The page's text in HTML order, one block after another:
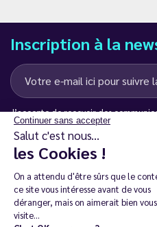
Continuer sans accepter
Salut c'est nous...
les Cookies !
On a attendu d'être sûrs que le
ce site vous intéresse avant de vous
déranger, mais on aimerait bien
visite...
Inscription à la
J’accepte de recevoir des
LD Groupe
Restez en contact